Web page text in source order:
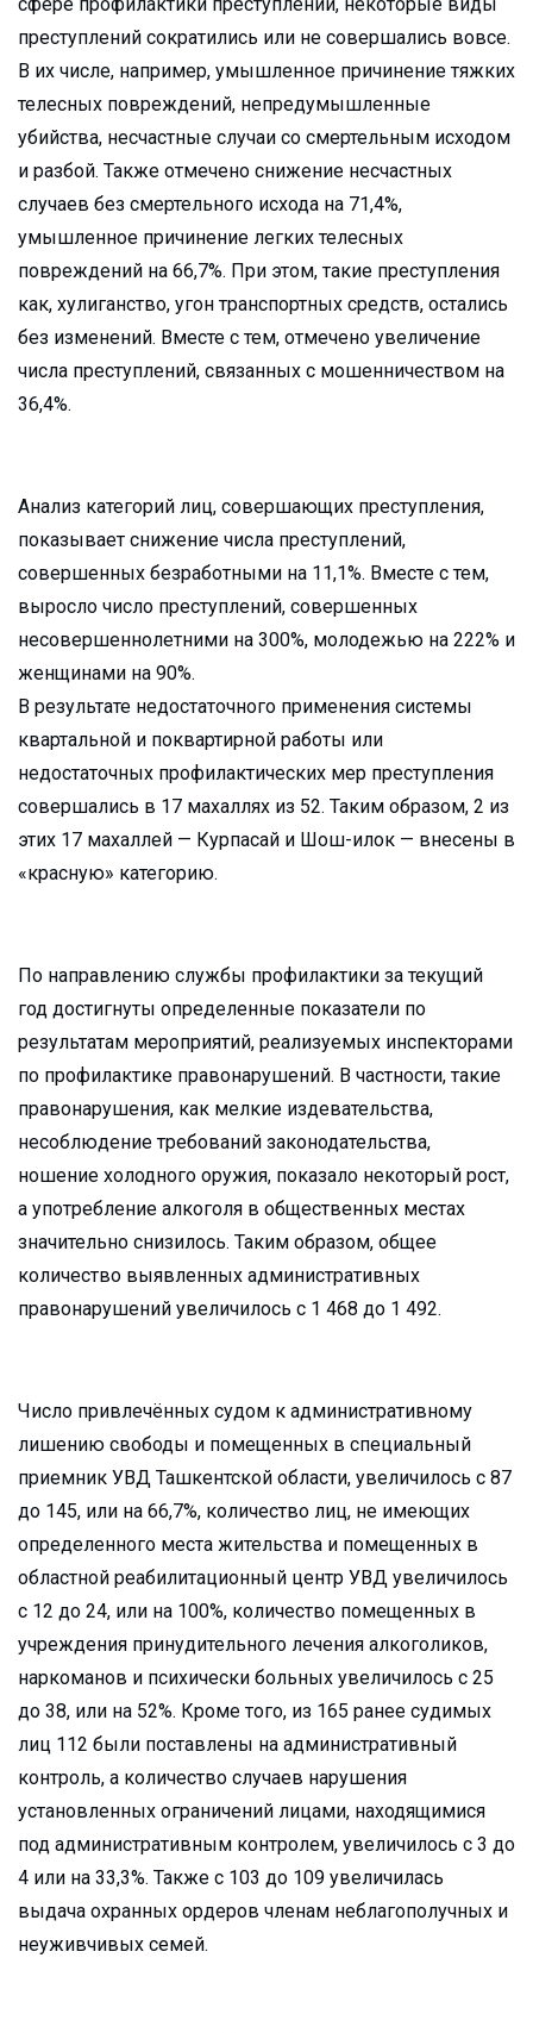
преступлений сократились или не совершались вовсе.
В их числе, например, умышленное причинение тяжких
телесных повреждений, непредумышленные
убийства, несчастные случаи со смертельным исходом
и разбой. Также отмечено снижение несчастных
случаев без смертельного исхода на 71,4%,
умышленное причинение легких телесных
повреждений на 66,7%. При этом, такие преступления
как, хулиганство, угон транспортных средств, остались
без изменений. Вместе с тем, отмечено увеличение
числа преступлений, связанных с мошенничеством на
36,4%.
Анализ категорий лиц, совершающих преступления,
показывает снижение числа преступлений,
совершенных безработными на 11,1%. Вместе с тем,
выросло число преступлений, совершенных
несовершеннолетними на 300%, молодежью на 222% и
женщинами на 90%.
В результате недостаточного применения системы
квартальной и поквартирной работы или
недостаточных профилактических мер преступления
совершались в 17 махаллях из 52. Таким образом, 2 из
этих 17 махаллей — Курпасай и Шош-илок — внесены в
«красную» категорию.
По направлению службы профилактики за текущий
год достигнуты определенные показатели по
результатам мероприятий, реализуемых инспекторами
по профилактике правонарушений. В частности, такие
правонарушения, как мелкие издевательства,
несоблюдение требований законодательства,
ношение холодного оружия, показало некоторый рост,
а употребление алкоголя в общественных местах
значительно снизилось. Таким образом, общее
количество выявленных административных
правонарушений увеличилось с 1 468 до 1 492.
Число привлечённых судом к административному
лишению свободы и помещенных в специальный
приемник УВД Ташкентской области, увеличилось с 87
до 145, или на 66,7%, количество лиц, не имеющих
определенного места жительства и помещенных в
областной реабилитационный центр УВД увеличилось
с 12 до 24, или на 100%, количество помещенных в
учреждения принудительного лечения алкоголиков,
наркоманов и психически больных увеличилось с 25
до 38, или на 52%. Кроме того, из 165 ранее судимых
лиц 112 были поставлены на административный
контроль, а количество случаев нарушения
установленных ограничений лицами, находящимися
под административным контролем, увеличилось с 3 до
4 или на 33,3%. Также с 103 до 109 увеличилась
выдача охранных ордеров членам неблагополучных и
неуживчивых семей.